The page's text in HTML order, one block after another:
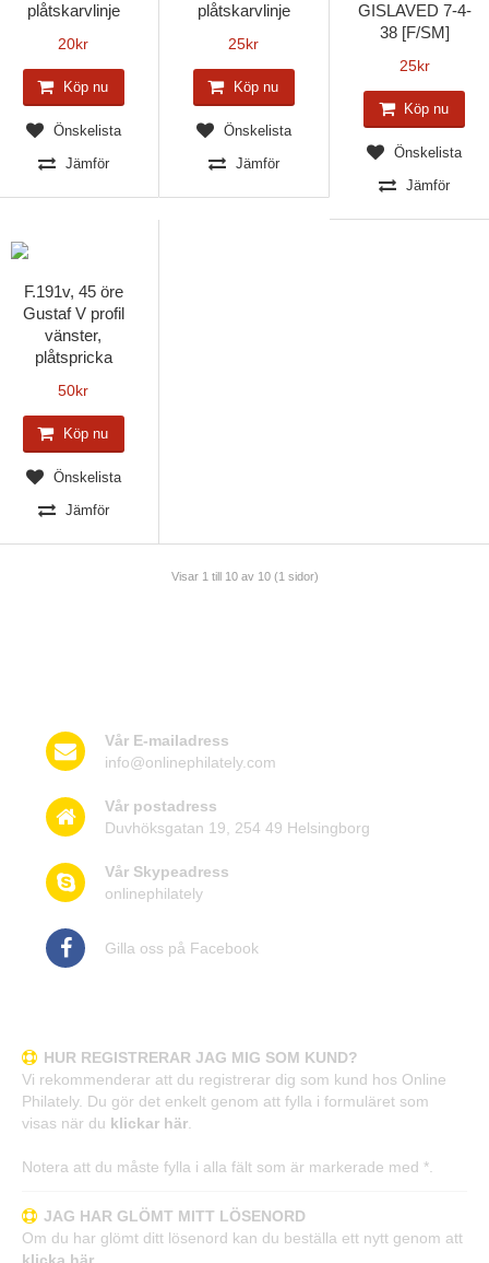
plåtskarvlinje
20kr
Köp nu
Önskelista
Jämför
plåtskarvlinje
25kr
Köp nu
Önskelista
Jämför
GISLAVED 7-4-
38 [F/SM]
25kr
Köp nu
Önskelista
Jämför
F.191v, 45 öre
Gustaf V profil
vänster,
plåtspricka
50kr
Köp nu
Önskelista
Jämför
Visar 1 till 10 av 10 (1 sidor)
Vår E-mailadress
info@onlinephilately.com
Vår postadress
Duvhöksgatan 19, 254 49 Helsingborg
Vår Skypeadress
onlinephilately
Gilla oss på Facebook
HUR REGISTRERAR JAG MIG SOM KUND?
Vi rekommenderar att du registrerar dig som kund hos Online
Philately. Du gör det enkelt genom att fylla i formuläret som
visas när du klickar här
Notera att du måste fylla i alla fält som är markerade med *.
JAG HAR GLÖMT MITT LÖSENORD
Om du har glömt ditt lösenord kan du beställa ett nytt genom att